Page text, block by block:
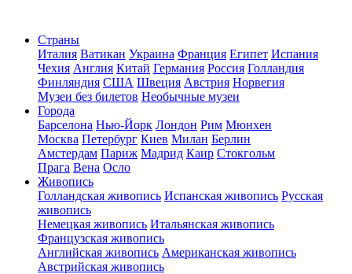
Страны
Италия Ватикан Украина Франция Египет Испания
Чехия Англия Китай Германия Россия Голландия
Финляндия США Швеция Австрия Норвегия
Музеи без билетов Необычные музеи
Города
Барселона Нью-Йорк Лондон Рим Мюнхен
Москва Петербург Киев Милан Берлин
Амстердам Париж Мадрид Каир Стокгольм
Прага Вена Осло
Живопись
Голландская живопись Испанская живопись Русская
живопись
Немецкая живопись Итальянская живопись
Французская живопись
Английская живопись Американская живопись
Австрийская живопись